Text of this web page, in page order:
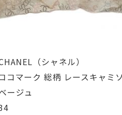
（シャネル）
マーク 総柄 レースキャミ
ジュ